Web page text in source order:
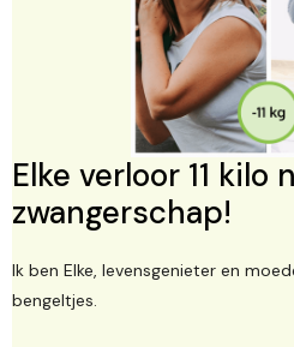
Elke verloor 11 kilo
zwangerschap!
Ik ben Elke, levensgenieter en
bengeltjes.